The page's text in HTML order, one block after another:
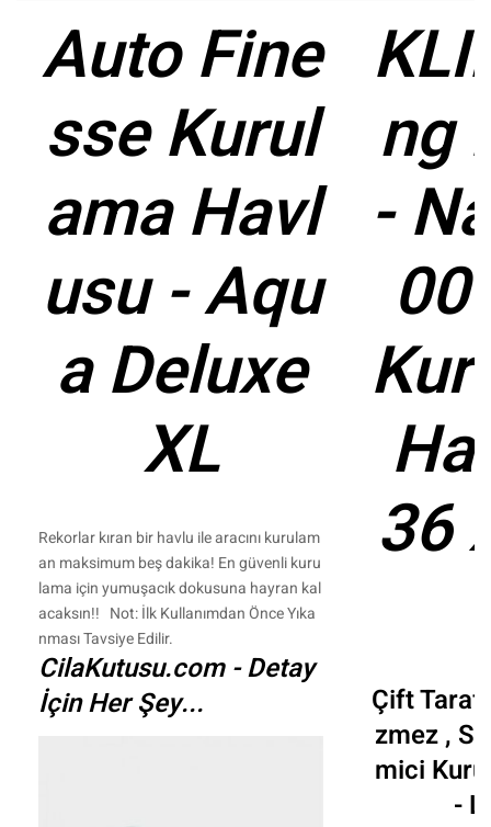
Auto Fine
sse Kurul
ama Havl
usu - Aqu
a Deluxe
XL
Rekorlar kıran bir havlu ile aracını kurulam
an maksimum beş dakika! En güvenli kuru
lama için yumuşacık dokusuna hayran kal
acaksın!! Not: İlk Kullanımdan Önce Yıka
nması Tavsiye Edilir.
CilaKutusu.com - Detay
İçin Her Şey...
ng
-
00
36
Çift
zmez ,
mici
-